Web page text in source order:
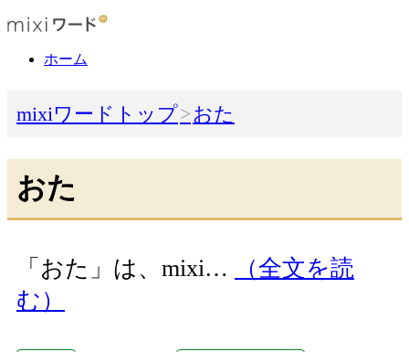
ホーム
mixiワードトップ おた
おた
「おた」は、mixi…
（全文を読
む）